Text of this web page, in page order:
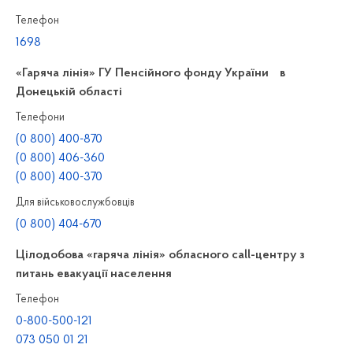
Телефон
1698
«Гаряча лінія» ГУ Пенсійного фонду України в
Донецькій області
Телефони
(0 800) 400-870
(0 800) 406-360
(0 800) 400-370
Для військовослужбовців
(0 800) 404-670
Цілодобова «гаряча лінія» обласного call-центру з
питань евакуації населення
Телефон
0-800-500-121
073 050 01 21